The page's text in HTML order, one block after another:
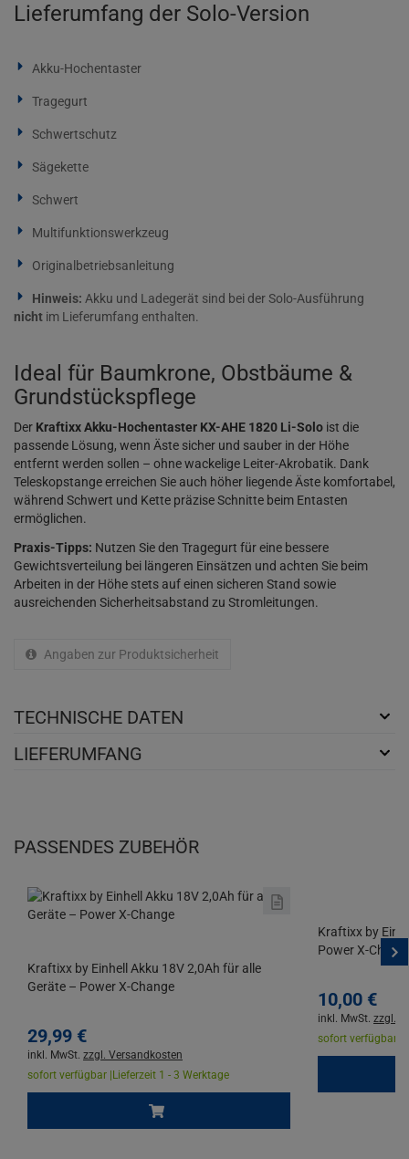
Lieferumfang der Solo-Version
Akku-Hochentaster
Tragegurt
Schwertschutz
Sägekette
Schwert
Multifunktionswerkzeug
Originalbetriebsanleitung
Hinweis: Akku und Ladegerät sind bei der Solo-Ausführung
nicht im Lieferumfang enthalten.
Ideal für Baumkrone, Obstbäume &
Grundstückspflege
Der Kraftixx Akku-Hochentaster KX-AHE 1820 Li-Solo ist die
passende Lösung, wenn Äste sicher und sauber in der Höhe
entfernt werden sollen – ohne wackelige Leiter-Akrobatik. Dank
Teleskopstange erreichen Sie auch höher liegende Äste komfortabel,
während Schwert und Kette präzise Schnitte beim Entasten
ermöglichen.
Praxis-Tipps: Nutzen Sie den Tragegurt für eine bessere
Gewichtsverteilung bei längeren Einsätzen und achten Sie beim
Arbeiten in der Höhe stets auf einen sicheren Stand sowie
ausreichenden Sicherheitsabstand zu Stromleitungen.
Angaben zur Produktsicherheit
TECHNISCHE DATEN
LIEFERUMFANG
PASSENDES ZUBEHÖR
Kraftixx by Einhell Akku 18V 2,0Ah für alle
Geräte – Power X-Change
29,99 €
inkl. MwSt. zzgl. Versandkosten
sofort verfügbar | Lieferzeit 1 - 3 Werktage
Kraftixx by
Power X-
10,00 €
inkl. MwSt. zzgl.
sofort verfügbar |